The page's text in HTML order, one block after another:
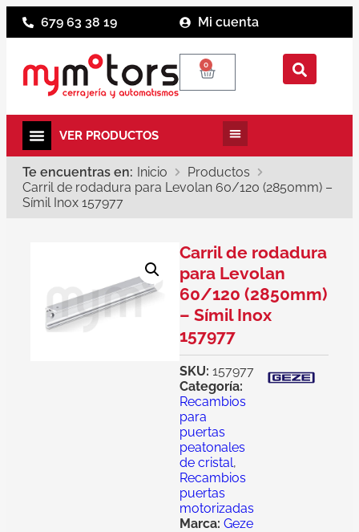
679 63 38 19 Mi cuenta
0
Te encuentras en: Inicio
Productos
Carril de rodadura para Levolan 60/120 (2850mm) –
Símil Inox 157977
Carril de rodadura
para Levolan
60/120 (2850mm)
– Símil Inox
157977
SKU: 157977
Categoría:
Recambios
para
puertas
peatonales
de cristal,
Recambios
puertas
motorizadas
Marca: Geze